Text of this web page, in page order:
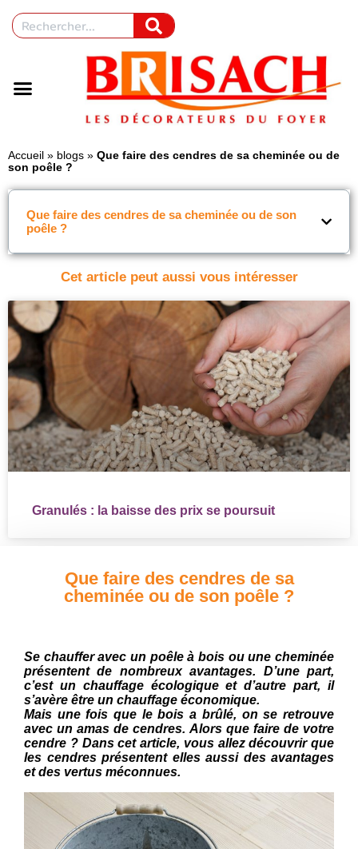
Accueil » blogs » Que faire des cendres de sa cheminée ou de
son poêle ?
Que faire des cendres de sa cheminée ou de son
poêle ?
Cet article peut aussi vous intéresser
Granulés : la baisse des prix se poursuit
Que faire des cendres de sa
cheminée ou de son poêle ?
Se chauffer avec un poêle à bois ou une cheminée
présentent de nombreux avantages. D’une part,
c’est un chauffage écologique et d’autre part, il
s’avère être un chauffage économique.
Mais une fois que le bois a brûlé, on se retrouve
avec un amas de cendres. Alors que faire de votre
cendre ? Dans cet article, vous allez découvrir que
les cendres présentent elles aussi des avantages
et des vertus méconnues.